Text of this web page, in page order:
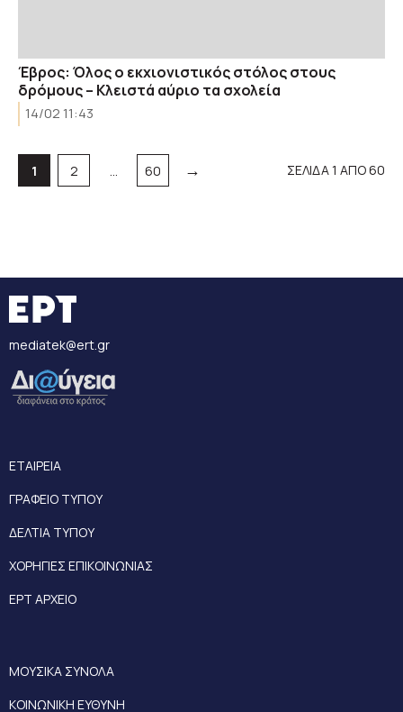
Έβρος: Όλος ο εκχιονιστικός στόλος στους
δρόμους – Kλειστά αύριο τα σχολεία
14/02 11:43
Σελίδα
1 Σελίδα
2 … Σελίδα
60 → ΣΕΛΙΔΑ 1 ΑΠΟ 60
mediatek@ert.gr
ΕΤΑΙΡΕΙΑ
ΓΡΑΦΕΙΟ ΤΥΠΟΥ
ΔΕΛΤΙΑ ΤΥΠΟΥ
ΧΟΡΗΓΙΕΣ ΕΠΙΚΟΙΝΩΝΙΑΣ
ΕΡΤ ΑΡΧΕΙΟ
ΜΟΥΣΙΚΑ ΣΥΝΟΛΑ
ΚΟΙΝΩΝΙΚΗ ΕΥΘΥΝΗ